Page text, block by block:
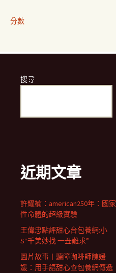
分數
搜尋
近期文章
許耀楠：american250年：國家
性命體的超級實驗
王偉忠點評甜心台包養網:小
S“千美妙找 一丑難求”
圖片故事丨聽障咖啡師陳媛
媛：用手語甜心查包養網傳遞